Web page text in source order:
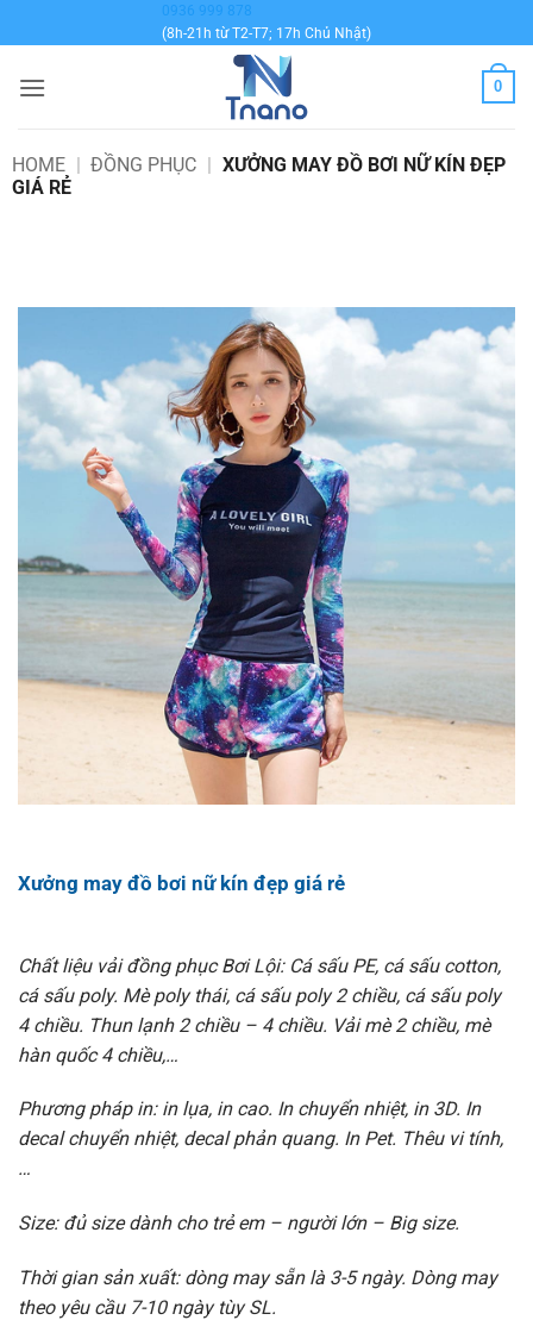
qua
dung
0936 999 878
(8h-21h từ T2-T7; 17h Chủ Nhật)
0
HOME | ĐỒNG PHỤC | XƯỞNG MAY ĐỒ BƠI NỮ KÍN ĐẸP
GIÁ RẺ
Xưởng may đồ bơi nữ kín đẹp giá rẻ
Chất liệu vải đồng phục Bơi Lội: Cá sấu PE, cá sấu cotton,
cá sấu poly. Mè poly thái, cá sấu poly 2 chiều, cá sấu poly
4 chiều. Thun lạnh 2 chiều – 4 chiều. Vải mè 2 chiều, mè
hàn quốc 4 chiều,…
Phương pháp in: in lụa, in cao. In chuyển nhiệt, in 3D. In
decal chuyển nhiệt, decal phản quang. In Pet. Thêu vi tính,
…
Size: đủ size dành cho trẻ em – người lớn – Big size.
Thời gian sản xuất: dòng may sẵn là 3-5 ngày. Dòng may
theo yêu cầu 7-10 ngày tùy SL.